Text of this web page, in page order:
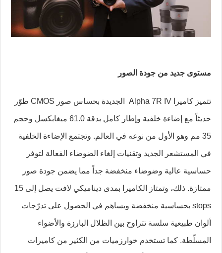
مستوى جديد من جودة الصور
تتميز كاميرا Alpha 7R IV الجديدة بحساس صور CMOS طوّر
حديثاً مع إضاءة خلفية وإطار كامل بدقة 61.0 ميغابكسل وحجم
35 مم وهو الأول من نوعه في العالم. وتجتمع الإضاءة الخلفية
في المستشعر الجديد وتقنيات إلغاء الضوضاء الفعالة لتوفر
حساسية عالية وضوضاء منخفضة جداً مما يضمن جودة صور
ممتازة. ذلك، وتمتاز الكاميرا بمدى ديناميكي لافت يصل إلى 15
stops بحساسية منخفضة ويساهم في الحصول على تدرّجات
ألوان طبيعية سلسة تتراوح بين الظلال البارزة والأضواء
المسلّطة. كما تستخدم خوارزميات من الكثير من كاميرات